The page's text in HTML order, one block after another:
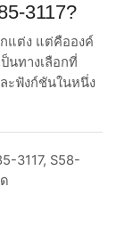
3117?
แต่ง แต่คือองค์
นทางเลือกที่
ะฟังก์ชันในหนึ่ง
3117, S58-